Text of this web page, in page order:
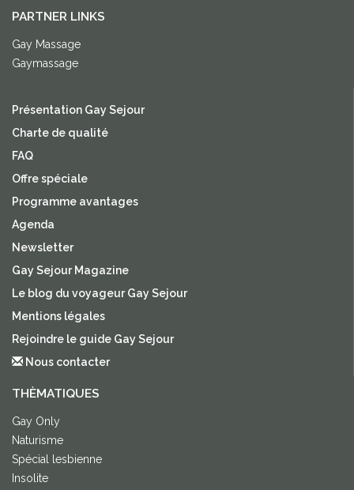
PARTNER LINKS
Gay Massage
Gaymassage
Présentation Gay Sejour
Charte de qualité
FAQ
Offre spéciale
Programme avantages
Agenda
Newsletter
Gay Sejour Magazine
Le blog du voyageur Gay Sejour
Mentions légales
Rejoindre le guide Gay Sejour
Nous contacter
THÈMATIQUES
Gay Only
Naturisme
Spécial lesbienne
Insolite